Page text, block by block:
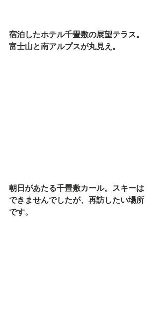
宿泊したホテル千畳敷の展望テラス。
富士山と南アルプスが丸見え。
朝日があたる千畳敷カール。スキーは
できませんでしたが、再訪したい場所
です。